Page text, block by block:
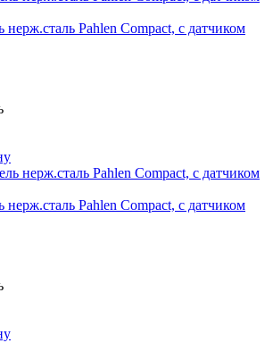
нерж.сталь Pahlen Compact, с датчиком
нерж.сталь Pahlen Compact, с датчиком